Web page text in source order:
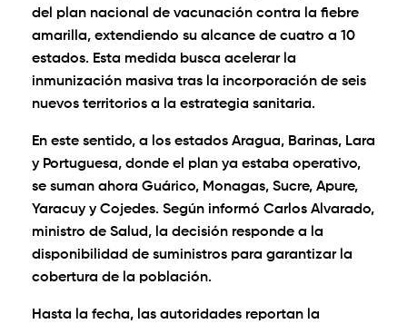
del plan nacional de vacunación contra la fiebre
amarilla, extendiendo su alcance de cuatro a 10
estados. Esta medida busca acelerar la
inmunización masiva tras la incorporación de seis
nuevos territorios a la estrategia sanitaria.
En este sentido, a los estados Aragua, Barinas, Lara
y Portuguesa, donde el plan ya estaba operativo,
se suman ahora Guárico, Monagas, Sucre, Apure,
Yaracuy y Cojedes. Según informó Carlos Alvarado,
ministro de Salud, la decisión responde a la
disponibilidad de suministros para garantizar la
cobertura de la población.
Hasta la fecha, las autoridades reportan la